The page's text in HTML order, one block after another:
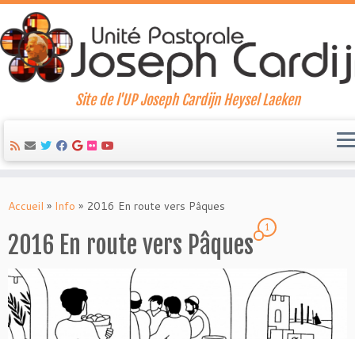
to
Site de l'UP Joseph Cardijn Heysel Laeken
Accueil » Info » 2016 En route vers Pâques
2016 En route vers Pâques
1